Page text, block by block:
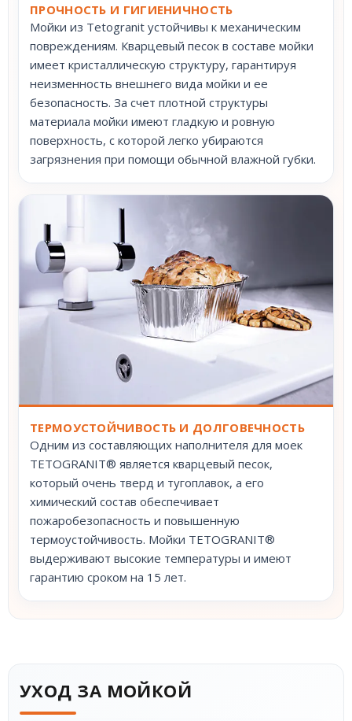
ПРОЧНОСТЬ И ГИГИЕНИЧНОСТЬ
Мойки из Tetogranit устойчивы к механическим
повреждениям. Кварцевый песок в составе мойки
имеет кристаллическую структуру, гарантируя
неизменность внешнего вида мойки и ее
безопасность. За счет плотной структуры
материала мойки имеют гладкую и ровную
поверхность, с которой легко убираются
загрязнения при помощи обычной влажной губки.
ТЕРМОУСТОЙЧИВОСТЬ И ДОЛГОВЕЧНОСТЬ
Одним из составляющих наполнителя для моек
TETOGRANIT® является кварцевый песок,
который очень тверд и тугоплавок, а его
химический состав обеспечивает
пожаробезопасность и повышенную
термоустойчивость. Мойки TETOGRANIT®
выдерживают высокие температуры и имеют
гарантию сроком на 15 лет.
УХОД ЗА МОЙКОЙ